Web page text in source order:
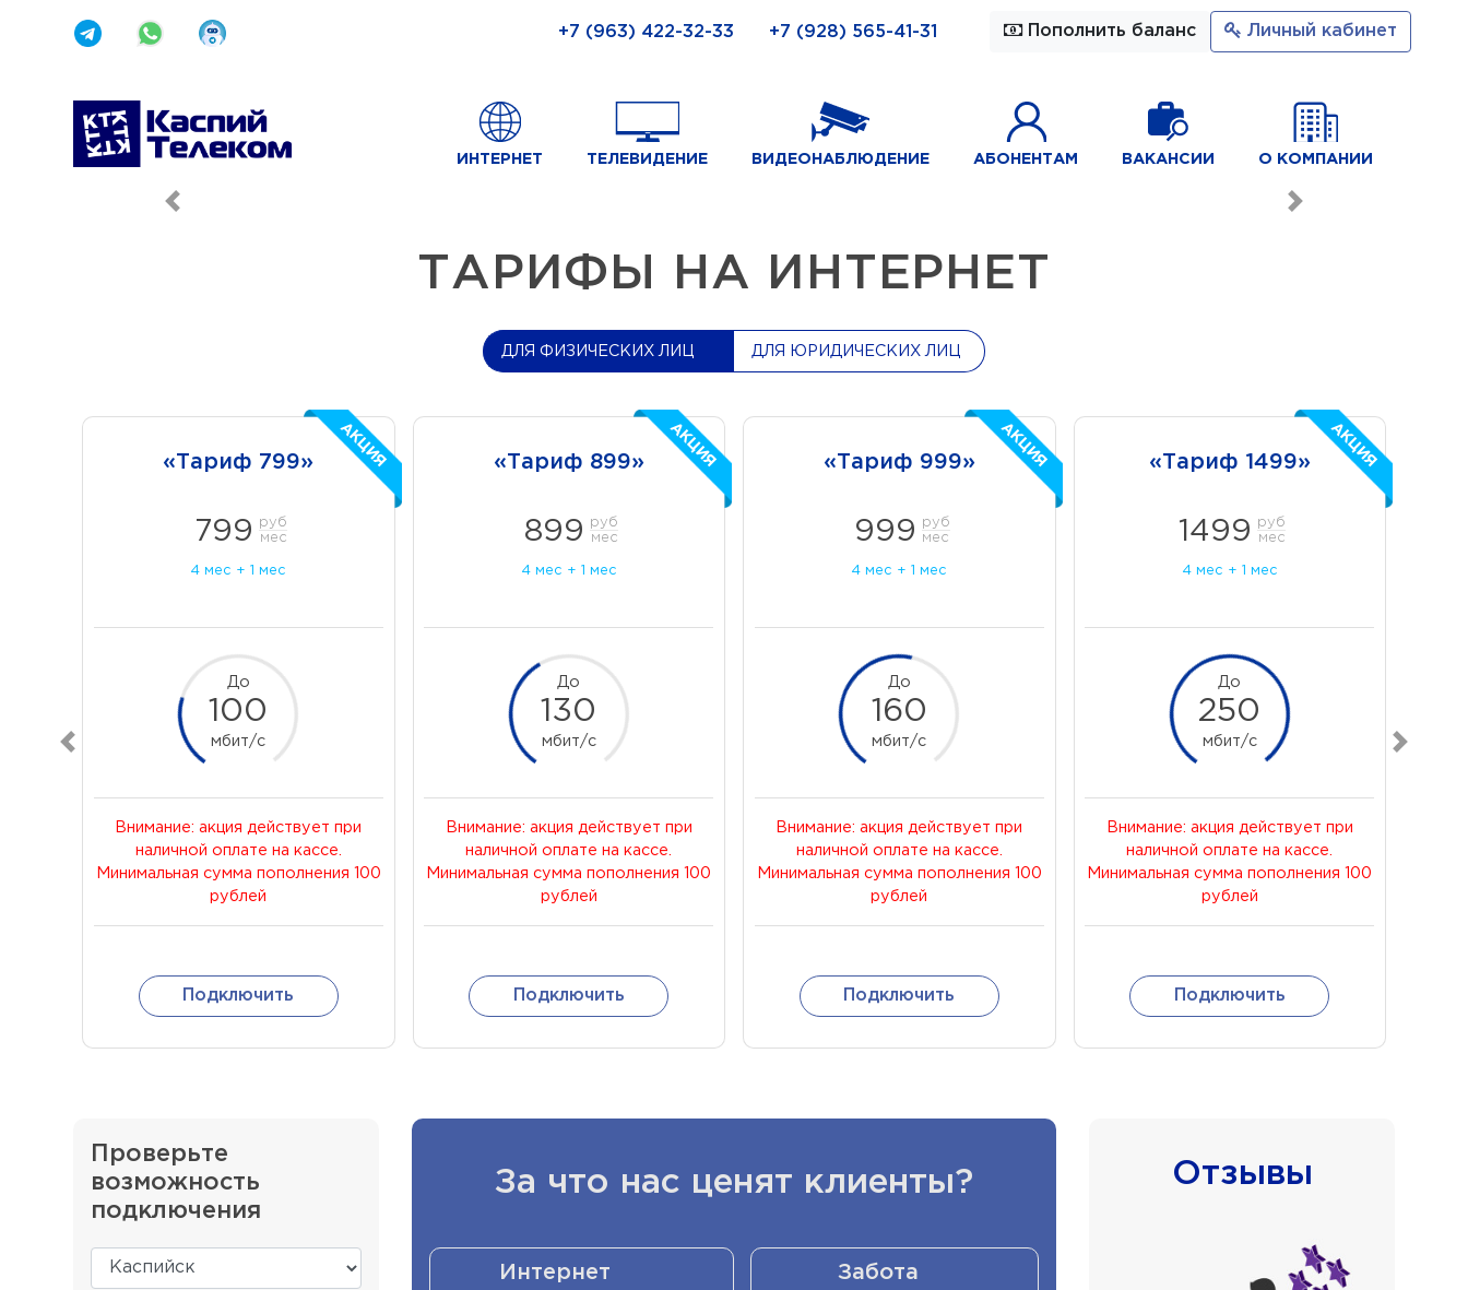
+7 (963) 422-32-33 +7 (928) 565-41-31 Пополнить баланс Личный кабинет
ИНТЕРНЕТ ТЕЛЕВИДЕНИЕ ВИДЕОНАБЛЮДЕНИЕ АБОНЕНТАМ ВАКАНСИИ О КОМПАНИИ
Назад Вперед
ТАРИФЫ НА ИНТЕРНЕТ
ДЛЯ ФИЗИЧЕСКИХ ЛИЦ ДЛЯ ЮРИДИЧЕСКИХ ЛИЦ
АКЦИЯ
«Тариф 799»
799
руб
мес
4 мес + 1 мес
До
100
мбит/c
Внимание: акция действует при
наличной оплате на кассе.
Минимальная сумма пополнения 100
рублей
Подключить
АКЦИЯ
«Тариф 899»
899
руб
мес
4 мес + 1 мес
До
130
мбит/c
Внимание: акция действует при
наличной оплате на кассе.
Минимальная сумма пополнения 100
рублей
Подключить
АКЦИЯ
«Тариф 999»
999
руб
мес
4 мес + 1 мес
До
160
мбит/c
Внимание: акция действует при
наличной оплате на кассе.
Минимальная сумма пополнения 100
рублей
Подключить
АКЦИЯ
«Тариф 1499»
1499
руб
мес
4 мес + 1 мес
До
250
мбит/c
Внимание: акция действует при
наличной оплате на кассе.
Минимальная сумма пополнения 100
рублей
Подключить
АКЦИЯ
«Тариф 899»
899
руб
мес
4 мес + 1 мес
До
130
мбит/c
Внимание: акция действует при
наличной оплате на кассе.
Минимальная сумма пополнения 100
рублей
Подключить
АКЦИЯ
«Тариф 999»
999
руб
мес
4 мес + 1 мес
До
160
мбит/c
Внимание: акция действует при
наличной оплате на кассе.
Минимальная сумма пополнения 100
рублей
Подключить
АКЦИЯ
«Тариф 1499»
1499
руб
мес
4 мес + 1 мес
До
250
мбит/c
Внимание: акция действует при
наличной оплате на кассе.
Минимальная сумма пополнения 100
рублей
Подключить
Назад Вперед
Проверьте
возможность
подключения
За что нас ценят клиенты?
Интернет Забота
Отзывы